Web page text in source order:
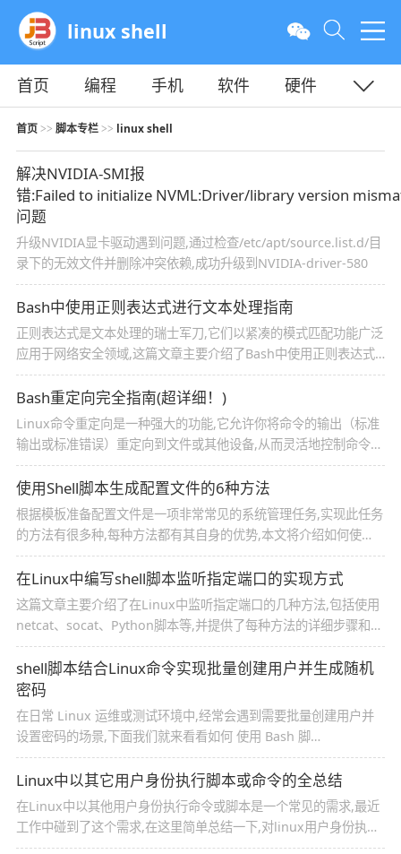
linux shell
首页 编程 手机 软件
硬件
教程
平面 服务器
首页>> 脚本专栏>> linux shell
解决NVIDIA-SMI报
错:Failed to initialize NVML:Driver/library version
问题
升级NVIDIA显卡驱动遇到问题,通过检查/etc/apt/source.list.d/目
录下的无效文件并删除冲突依赖,成功升级到NVIDIA-driver-580
Bash中使用正则表达式进行文本处理指南
正则表达式是文本处理的瑞士军刀,它们以紧凑的模式匹配功能广泛
应用于网络安全领域,这篇文章主要介绍了Bash中使用正则表达式
进行文本处理的相关资料,文中通过代码介绍的非常详细,需要的朋
友可以参考下
Bash重定向完全指南(超详细！)
Linux命令重定向是一种强大的功能,它允许你将命令的输出（标准
输出或标准错误）重定向到文件或其他设备,从而灵活地控制命令的
输出和错误信息的处理方式,这篇文章主要介绍了Bash重定向完全
指南的相关资料,需要的朋友可以参考下
使用Shell脚本生成配置文件的6种方法
根据模板准备配置文件是一项非常常见的系统管理任务,实现此任务
的方法有很多种,每种方法都有其自身的优势,本文将介绍如何使
用 shell 脚本来完成此操作,需要的朋友可以参考下
在Linux中编写shell脚本监听指定端口的实现方式
这篇文章主要介绍了在Linux中监听指定端口的几种方法,包括使用
netcat、socat、Python脚本等,并提供了每种方法的详细步骤和示
例脚本,需要的朋友可以参考下
shell脚本结合Linux命令实现批量创建用户并生成随机
密码
在日常 Linux 运维或测试环境中,经常会遇到需要批量创建用户并
设置密码的场景,下面我们就来看看如何 使用 Bash 脚
本 + Linux 命令 批量创建 100 个用户,并将用户名和密码保存到文
本文件中吧
Linux中以其它用户身份执行脚本或命令的全总结
在Linux中以其他用户身份执行命令或脚本是一个常见的需求,最近
工作中碰到了这个需求,在这里简单总结一下,对linux用户身份执行
脚本或命令相关知识感兴趣的朋友跟随小编一起看看吧